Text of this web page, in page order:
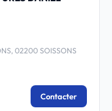
02200 SOISSONS
Contacter